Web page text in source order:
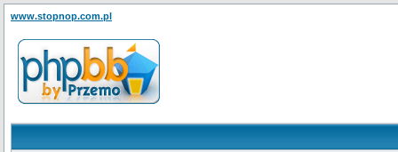
www.stopnop.com.pl